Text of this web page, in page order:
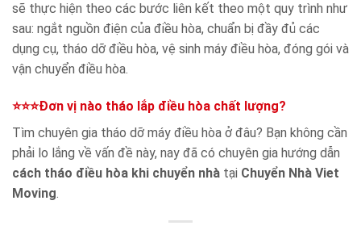
sẽ thực hiện theo các bước liên kết theo một quy trình như
sau: ngắt nguồn điện của điều hòa, chuẩn bị đầy đủ các
dụng cụ, tháo dỡ điều hòa, vệ sinh máy điều hòa, đóng gói và
vận chuyển điều hòa.
⭐⭐⭐Đơn vị nào tháo lắp điều hòa chất lượng?
Tìm chuyên gia tháo dỡ máy điều hòa ở đâu? Bạn không cần
phải lo lắng về vấn đề này, nay đã có chuyên gia hướng dẫn
cách tháo điều hòa khi chuyển nhà tại Chuyển Nhà Viet
Moving.